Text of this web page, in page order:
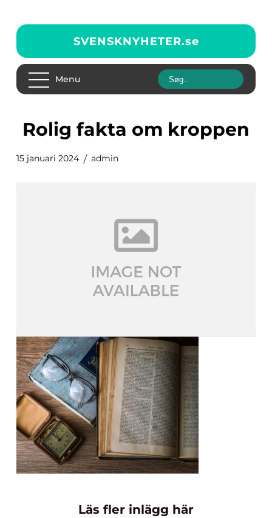
SVENSKNYHETER.se
Menu
rolig fakta om kroppen
15 januari 2024 admin
Läs fler inlägg här